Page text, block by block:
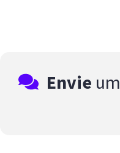
Envie um